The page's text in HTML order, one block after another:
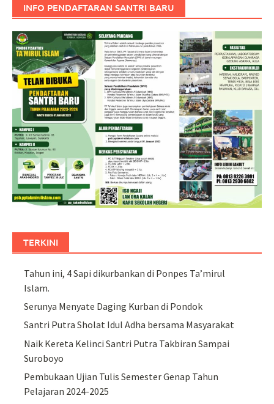
INFO PENDAFTARAN SANTRI BARU
TERKINI
Tahun ini, 4 Sapi dikurbankan di Ponpes Ta’mirul
Islam.
Serunya Menyate Daging Kurban di Pondok
Santri Putra Sholat Idul Adha bersama Masyarakat
Naik Kereta Kelinci Santri Putra Takbiran Sampai
Suroboyo
Pembukaan Ujian Tulis Semester Genap Tahun
Pelajaran 2024-2025